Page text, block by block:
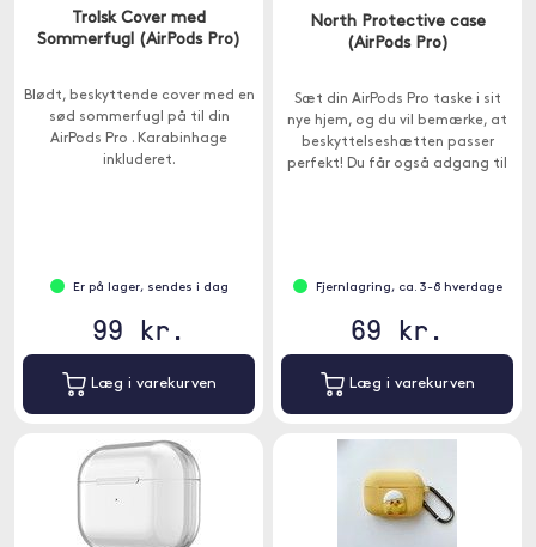
Trolsk Cover med
Sommerfugl (AirPods Pro)
Blødt, beskyttende cover med en
sød sommerfugl på til din
AirPods Pro . Karabinhage
inkluderet.
Er på lager, sendes i dag
99 kr.
Læg i varekurven
North Protective case
(AirPods Pro)
Sæt din AirPods Pro taske i sit
nye hjem, og du vil bemærke, at
beskyttelseshætten passer
perfekt! Du får også adgang til
Fjernlagring, ca. 3-8 hverdage
69 kr.
Læg i varekurven